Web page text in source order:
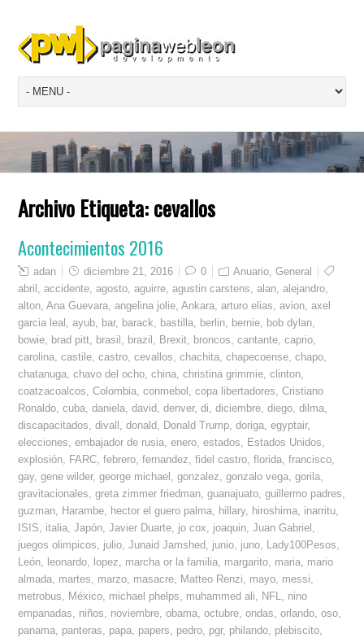
Archivo Etiqueta:cevallos
Acontecimientos 2016
adan diciembre 21, 2016 0 Anuario ,General
abril
,accidente ,agosto ,aguirre ,agustin carstens ,alan ,alejandro
alton ,Ana Guevara ,angelina jolie ,Ankara ,arturo elias ,avion ,axel
garcia leal
,ayub bar, barack bastilla berlin bernie bob dylan
bowie
brad pitt brasil brazil Brexit broncos ,cantante ,caprio
carolina ,castile ,castro ,cevallos ,chachita ,chapecoense ,chapo
chatanuga ,chavo del ocho ,china ,christina grimmie ,clinton
coatzacoalcos ,Colombia ,conmebol ,copa libertadores ,Cristiano
Ronaldo ,cuba ,daniela ,david ,denver,di ,diciembre ,diego ,dilma
discapacitados ,divall ,donald Donald Trump ,doriga ,egyptair,
elecciones ,embajador de rusia ,enero ,estados Estados Unidos
explosión
FARC ,febrero ,fernandez ,fidel castro ,florida ,francisco
gay,gene wilder,george michael ,gonzalez ,gonzalo vega ,gorila
gravitacionales ,greta zimmer friedman ,guanajuato ,guillermo padres
guzman
Harambe hector el guero palma hillary, hiroshima inarritu
ISIS
italia ,Japón ,Javier Duarte jo cox joaquin ,Juan Gabriel
juegos olimpicos
julio ,Junaid Jamshed junio juno Lady100Pesos
León
leonardo lopez marcha or la familia margarito maria mario
almada martes marzo masacre Matteo Renzi mayo messi
metrobus
México michael phelps muhammed ali NFL
nino
empanadas
niños noviembre ,obama ,octubre ,ondas ,orlando ,oso
panama panteras papa papers pedro pgr, philando plebiscito